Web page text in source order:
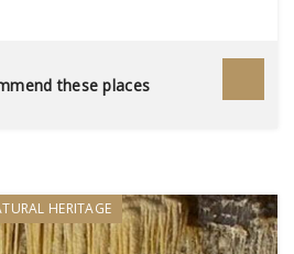
these places
HERITAGE